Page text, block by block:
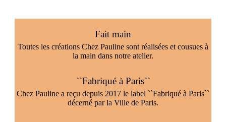
Fait main
Toutes les créations Chez Pauline sont réalisées et cousues à
la main dans notre atelier.
``Fabriqué à Paris``
Chez Pauline a reçu depuis 2017 le label ``Fabriqué à Paris``
décerné par la Ville de Paris.